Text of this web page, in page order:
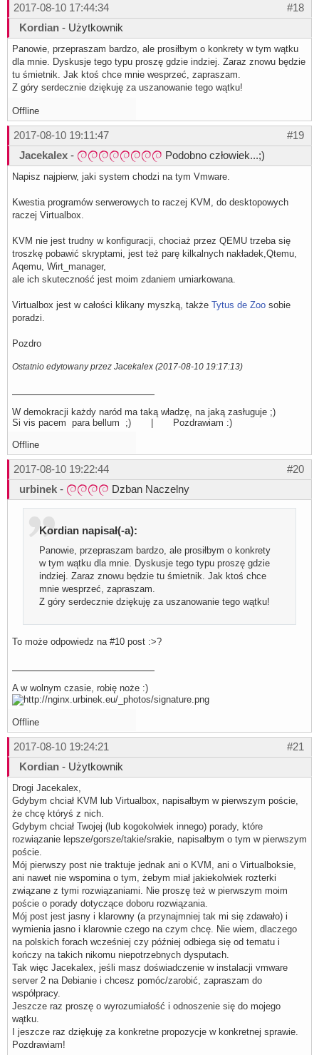
#18
2017-08-10 17:44:34
Kordian - Użytkownik
Panowie, przepraszam bardzo, ale prosiłbym o konkrety w tym wątku
dla mnie. Dyskusje tego typu proszę gdzie indziej. Zaraz znowu będzie
tu śmietnik. Jak ktoś chce mnie wesprzeć, zapraszam.
Z góry serdecznie dziękuję za uszanowanie tego wątku!
Offline
#19
2017-08-10 19:11:47
Jacekalex - Podobno człowiek...;)
Napisz najpierw, jaki system chodzi na tym Vmware.
Kwestia programów serwerowych to raczej KVM, do desktopowych
raczej Virtualbox.
KVM nie jest trudny w konfiguracji, chociaż przez QEMU trzeba się
troszkę pobawić skryptami, jest też parę kilkalnych nakładek,Qtemu,
Aqemu, Wirt_manager,
ale ich skuteczność jest moim zdaniem umiarkowana.
Virtualbox jest w całości klikany myszką, także Tytus de Zoo sobie
poradzi.
Pozdro
Ostatnio edytowany przez Jacekalex (2017-08-10 19:17:13)
W demokracji każdy naród ma taką władzę, na jaką zasługuje ;)
Si vis pacem para bellum ;) | Pozdrawiam :)
Offline
#20
2017-08-10 19:22:44
urbinek - Dzban Naczelny
Kordian napisał(-a):
Panowie, przepraszam bardzo, ale prosiłbym o konkrety
w tym wątku dla mnie. Dyskusje tego typu proszę gdzie
indziej. Zaraz znowu będzie tu śmietnik. Jak ktoś chce
mnie wesprzeć, zapraszam.
Z góry serdecznie dziękuję za uszanowanie tego wątku!
To może odpowiedz na #10 post :>?
A w wolnym czasie, robię noże :)
Offline
#21
2017-08-10 19:24:21
Kordian - Użytkownik
Drogi Jacekalex,
Gdybym chciał KVM lub Virtualbox, napisałbym w pierwszym poście,
że chcę któryś z nich.
Gdybym chciał Twojej (lub kogokolwiek innego) porady, które
rozwiązanie lepsze/gorsze/takie/srakie, napisałbym o tym w pierwszym
poście.
Mój pierwszy post nie traktuje jednak ani o KVM, ani o Virtualboksie,
ani nawet nie wspomina o tym, żebym miał jakiekolwiek rozterki
związane z tymi rozwiązaniami. Nie proszę też w pierwszym moim
poście o porady dotyczące doboru rozwiązania.
Mój post jest jasny i klarowny (a przynajmniej tak mi się zdawało) i
wymienia jasno i klarownie czego na czym chcę. Nie wiem, dlaczego
na polskich forach wcześniej czy później odbiega się od tematu i
kończy na takich nikomu niepotrzebnych dysputach.
Tak więc Jacekalex, jeśli masz doświadczenie w instalacji vmware
server 2 na Debianie i chcesz pomóc/zarobić, zapraszam do
współpracy.
Jeszcze raz proszę o wyrozumiałość i odnoszenie się do mojego
wątku.
I jeszcze raz dziękuję za konkretne propozycje w konkretnej sprawie.
Pozdrawiam!